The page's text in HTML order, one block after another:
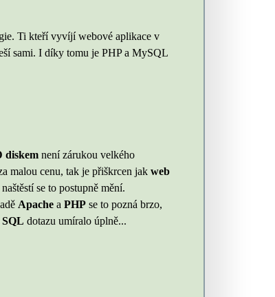
Ti kteří vyvíjí webové aplikace v
sami. I díky tomu je PHP a MySQL
diskem není zárukou velkého
malou cenu, tak je přiškrcen jak web
se to postupně mění.
Apache a PHP se to pozná brzo,
SQL dotazu umíralo úplně...